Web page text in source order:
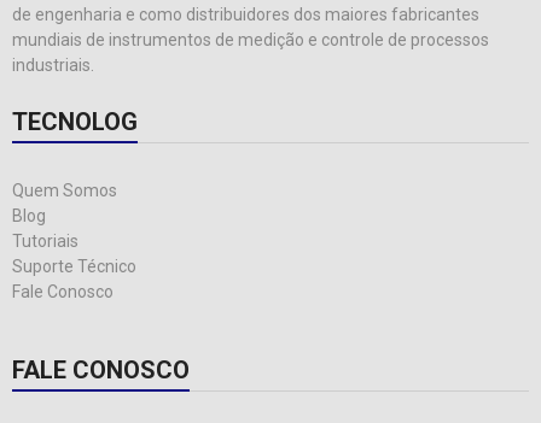
de engenharia e como distribuidores dos maiores fabricantes
mundiais de instrumentos de medição e controle de processos
industriais.
TECNOLOG
Quem Somos
Blog
Tutoriais
Suporte Técnico
Fale Conosco
FALE CONOSCO